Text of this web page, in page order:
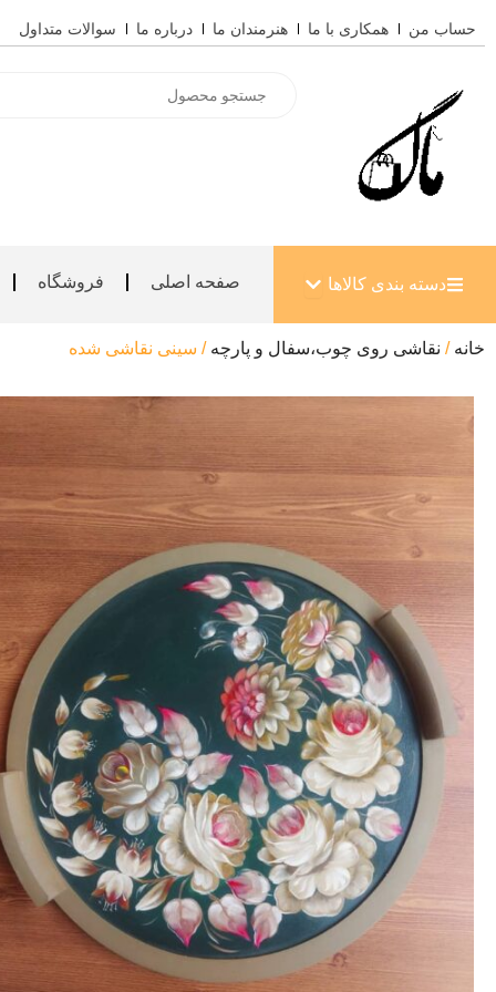
به
حساب من همکاری با ما هنرمندان ما درباره ما سوالات متداول
search
دسته بندی کالاها باز کردن دسته بندی کالاها
صفحه اصلی فروشگاه
خانه / نقاشی روی چوب،سفال و پارچه / سینی نقاشی شده